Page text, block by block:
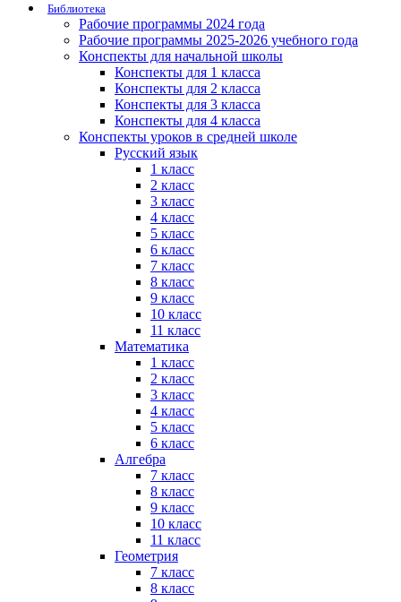
Библиотека
Рабочие программы 2024 года
Рабочие программы 2025-2026 учебного года
Конспекты для начальной школы
Конспекты для 1 класса
Конспекты для 2 класса
Конспекты для 3 класса
Конспекты для 4 класса
Конспекты уроков в средней школе
Русский язык
1 класс
2 класс
3 класс
4 класс
5 класс
6 класс
7 класс
8 класс
9 класс
10 класс
11 класс
Математика
1 класс
2 класс
3 класс
4 класс
5 класс
6 класс
Алгебра
7 класс
8 класс
9 класс
10 класс
11 класс
Геометрия
7 класс
8 класс